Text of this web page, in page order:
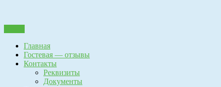
Трансферная компания
"Автоколесница"
владикавказ-тбилиси, владикавказ-анапа, владикавказ-батуми,
владикавказ-кобулети, владикавказ-геленджик, владикавказ-
сочи,владикавказ-адлер, поездки в тбилиси, экскурсии по
кавказу, поездки в гудаури, поездки в цей, перевозки детей
владикавказ, поездки по заказу, заказ микроавтобуса,
Главная
Гостевая — отзывы
Контакты
Реквизиты
Документы